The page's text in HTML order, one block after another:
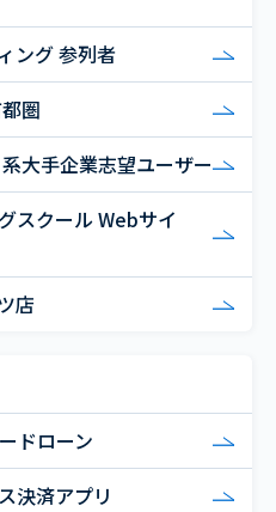
ング 参列者
圏
大手企業志望ユーザー
スクール Webサイ
店
ドローン
決済アプリ